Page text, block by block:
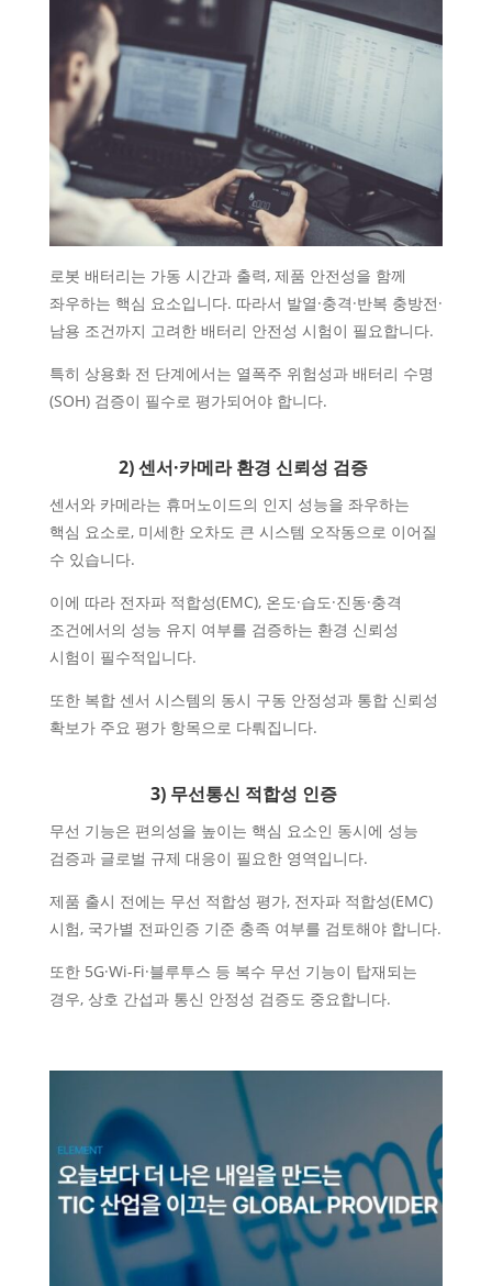
로봇 배터리는 가동 시간과 출력, 제품 안전성을 함께
좌우하는 핵심 요소입니다. 따라서 발열·충격·반복 충방전·
남용 조건까지 고려한 배터리 안전성 시험이 필요합니다.
특히 상용화 전 단계에서는 열폭주 위험성과 배터리 수명
(SOH) 검증이 필수로 평가되어야 합니다.
2) 센서·카메라 환경 신뢰성 검증
센서와 카메라는 휴머노이드의 인지 성능을 좌우하는
핵심 요소로, 미세한 오차도 큰 시스템 오작동으로 이어질
수 있습니다.
이에 따라 전자파 적합성(EMC), 온도·습도·진동·충격
조건에서의 성능 유지 여부를 검증하는 환경 신뢰성
시험이 필수적입니다.
또한 복합 센서 시스템의 동시 구동 안정성과 통합 신뢰성
확보가 주요 평가 항목으로 다뤄집니다.
3) 무선통신 적합성 인증
무선 기능은 편의성을 높이는 핵심 요소인 동시에 성능
검증과 글로벌 규제 대응이 필요한 영역입니다.
제품 출시 전에는 무선 적합성 평가, 전자파 적합성(EMC)
시험, 국가별 전파인증 기준 충족 여부를 검토해야 합니다.
또한 5G·Wi-Fi·블루투스 등 복수 무선 기능이 탑재되는
경우, 상호 간섭과 통신 안정성 검증도 중요합니다.